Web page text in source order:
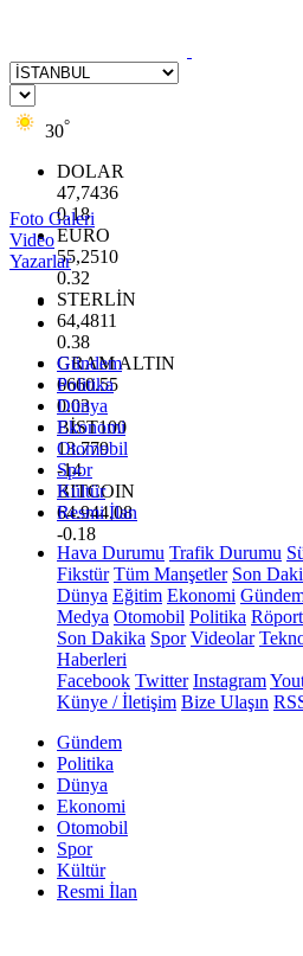
30°
DOLAR
47,7436
0.18
EURO
55,2510
0.32
STERLİN
64,4811
0.38
GRAM ALTIN
6660.55
0.03
BİST100
13.779
-14
BITCOIN
64.944,08
-0.18
Foto Galeri
Video
Yazarlar
Gündem
Politika
Dünya
Ekonomi
Otomobil
Spor
Kültür
Resmi İlan
Hava Durumu Trafik Durumu
Fikstür Tüm Manşetler Son
Dünya Eğitim Ekonomi
Medya Otomobil Politika
Son Dakika Spor Videolar
Haberleri
Facebook Twitter Instagram
Künye / İletişim Bize Ulaşın
Gündem
Politika
Dünya
Ekonomi
Otomobil
Spor
Kültür
Resmi İlan